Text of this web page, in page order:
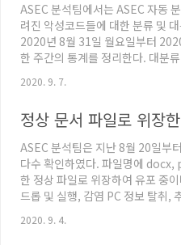
ASEC 분석팀에서는 ASEC 자동
려진 악성코드들에 대한 분류 및
2020년 8월 31일 월요일부터
한 주간의 통계를 정리한다. 대분
Administration Tool)가 14.8%,
운로더 악성코드가 5.8%, 랜섬웨
Top 1 - AgentTesla
차지하였다. AgentTesla는 웹 브
2020. 9. 7.
ASEC 분석팀은 지난 8월 20일부
다수 확인하였다. 파일명에
한 정상 파일로 위장하여 유포 중
드롭 및 실행, 감염 PC 정보 탈취,
방식으로 국내 정부기관, 대학 교
2020. 9. 4.